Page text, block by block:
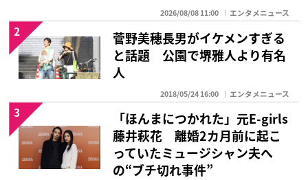
2026/08/08 11:00 エンタメニュース
菅野美穂長男がイケメンすぎる
と話題 公園で堺雅人より有名
人
2018/05/24 16:00 エンタメニュース
2
「ほんまにつかれた」元E-girls
藤井萩花 離婚2カ月前に起こ
っていたミュージシャン夫へ
の“ブチ切れ事件”
3